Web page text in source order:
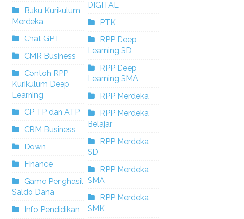
Buku Kurikulum
Merdeka
Chat GPT
CMR Business
Contoh RPP
Kurikulum Deep
Learning
CP TP dan ATP
CRM Business
Down
Finance
Game Penghasil
Saldo Dana
Info Pendidikan
DIGITAL
PTK
RPP Deep
Learning SD
RPP Deep
Learning SMA
RPP Merdeka
RPP Merdeka
Belajar
RPP Merdeka
SD
RPP Merdeka
SMA
RPP Merdeka
SMK